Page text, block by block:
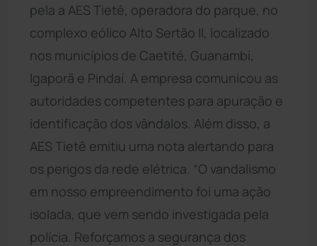
pela a AES Tietê, operadora do parque, no
complexo eólico Alto Sertão II, localizado
nos municípios de Caetité, Guanambi,
Igaporã e Pindaí. A empresa comunicou as
autoridades competentes para apuração e
identificação dos vândalos. Além disso, a
AES Tietê emitiu uma nota alertando para
os perigos da rede elétrica. “O vandalismo
em nosso empreendimento foi uma ação
isolada, que vem sendo investigada pela
polícia. Reforçamos a segurança dos